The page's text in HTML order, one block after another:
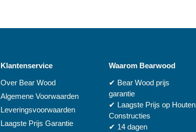
Klantenservice
Over Bear Wood
Algemene Voorwaarden
Leveringsvoorwaarden
Laagste Prijs Garantie
Waarom Bearwood
✔ Bear Wood prijs
garantie
✔ Laagste Prijs op Houten
Constructies
✔ 14 dagen